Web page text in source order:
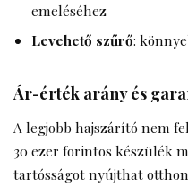
emeléséhez
Levehető szűrő:
Ár-érték arány és
A legjobb hajszárító nem
30 ezer forintos készülék
tartósságot nyújthat